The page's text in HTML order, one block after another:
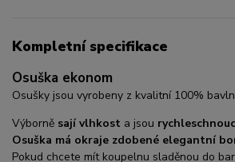
Kompletní specifikace
Osuška ekonom
Osušky jsou vyrobeny z kvalitní 100%
Výborně sají vlhkost a jsou
Osuška má okraje zdobené elegantní
Pokud chcete mít koupelnu sladěnou do